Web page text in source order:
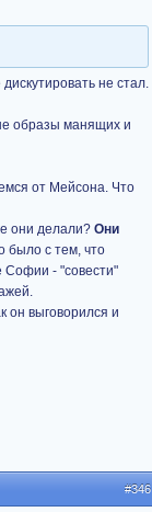
не стал.
образы манящих и
от Мейсона. Что
они делали? Они
было с тем, что
Софии - "совести"
он выговорился и
#346